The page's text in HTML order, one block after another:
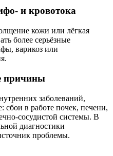
и кровотока
кожи или лёгкая
более серьёзные
варикоз или
причины
заболеваний,
сбои в работе почек, печени,
сосудистой системы. В
диагностики
проблемы.